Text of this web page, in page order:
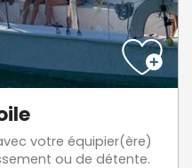
votre équipier(ère)
ou de détente.